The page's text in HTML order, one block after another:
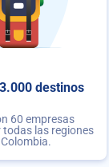
destinos
60 empresas
todas las regiones